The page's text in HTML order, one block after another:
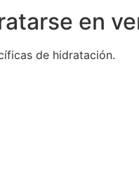
en
de hidratación.